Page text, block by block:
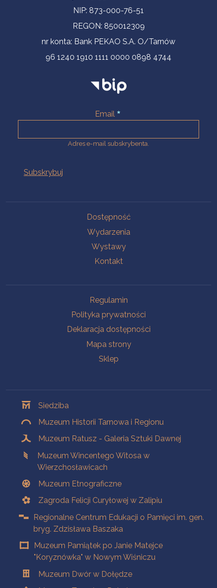
NIP: 873-000-76-51
REGON: 850012309
nr konta: Bank PEKAO S.A. O/Tarnów
96 1240 1910 1111 0000 0898 4744
Email
Adres e-mail subskrybenta.
Dostępność
Wydarzenia
Wystawy
Kontakt
Regulamin
Polityka prywatności
Deklaracja dostępności
Mapa strony
Sklep
Siedziba
Muzeum Historii Tarnowa i Regionu
Muzeum Ratusz - Galeria Sztuki Dawnej
Muzeum Wincentego Witosa w
Wierzchosławicach
Muzeum Etnograficzne
Zagroda Felicji Curyłowej w Zalipiu
Regionalne Centrum Edukacji o Pamięci im. gen.
bryg. Zdzisława Baszaka
Muzeum Pamiątek po Janie Matejce
"Koryznówka" w Nowym Wiśniczu
Muzeum Dwór w Dołędze